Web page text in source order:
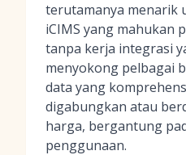
terutamanya menarik
iCIMS yang mahukan
tanpa kerja integrasi
menyokong pelbagai
data yang
digabungkan atau
harga, bergantung
penggunaan.